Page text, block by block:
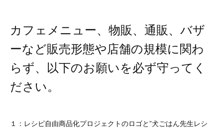
カフェメニュー、物販、通販、バザ
ーなど販売形態や店舗の規模に関わ
らず、以下のお願いを必ず守ってく
ださい。
１：レシピ自由商品化プロジェクトのロゴと”犬ごはん先生レシ